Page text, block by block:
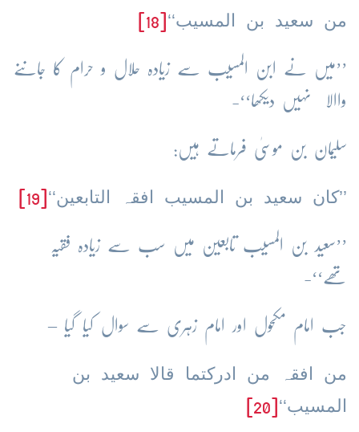
من سعید بن المسیب‘‘
’’میں نے ابن المسیب سے زیادہ حلال و حرام کا جاننے
واالا نہیں دیکھا‘‘-
سلیمان بن موسیٰ فرماتے ہیں:
’’کان سعید بن المسیب افقہ التابعین‘‘
’’سعید بن المسیب تابعین میں سب سے زیادہ فقیہ
تھے‘‘-
جب امام مکحول اور امام زہری سے سوال کیا گیا –
من افقہ من ادرکتما قالا سعید بن
المسیب‘‘